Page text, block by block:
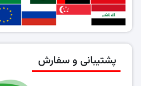
پشتیبانی و سفارش